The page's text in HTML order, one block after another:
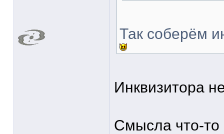
Так соберём
Инквизитора
Смысла что-то